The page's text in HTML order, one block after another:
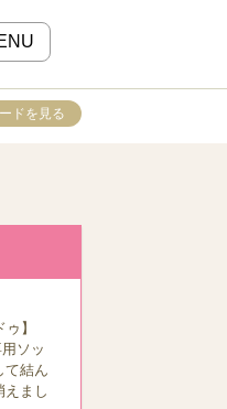
ドを見る
】
ソッ
て結ん
まし